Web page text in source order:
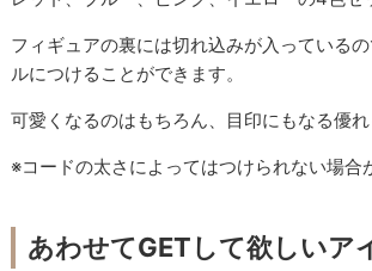
フィギュアの裏には切れ込みが入っている
ルにつけることができます。
可愛くなるのはもちろん、目印にもなる優れ
※コードの太さによってはつけられない場合
あわせてGETして欲しいア